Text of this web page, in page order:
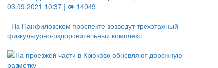
03.09.2021 10:37 |
14049
На Панфиловском проспекте возведут трехэтажный
физкультурно-оздоровительный комплекс